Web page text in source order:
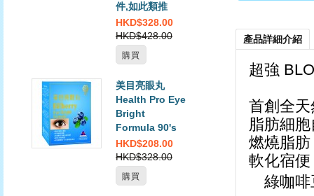
件,如此類推
HKD$328.00
HKD$428.00
購買
美目亮眼丸
Health Pro Eye
Bright
Formula 90's
HKD$208.00
HKD$328.00
購買
產品詳細介紹
超強
首創全
脂肪細
燃燒脂肪
軟化宿便
綠咖